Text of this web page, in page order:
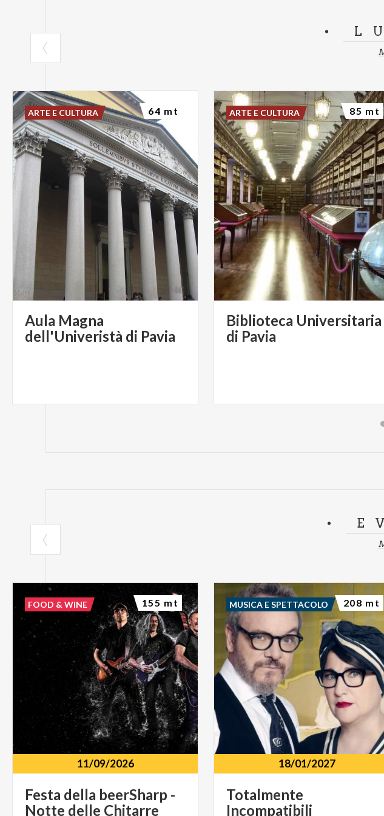
Aula Magna
dell'Univeristà di Pavia
ARTE E CULTURA 64 mt
Biblioteca Universitaria
di Pavia
ARTE E CULTURA 85 mt
11/09/2026
Festa della beerSharp -
Notte delle Chitarre
FOOD & WINE 155 mt
18/01/2027
Totalmente
Incompatibili
MUSICA E SPETTACOLO 208 mt